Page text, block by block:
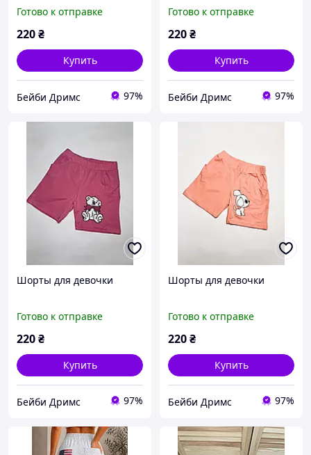
Готово к отправке
220₴
Купить
Бейби Дримс 97%
Готово к отправке
220₴
Купить
Бейби Дримс 97%
Шорты для девочки
Готово к отправке
220₴
Купить
Бейби Дримс 97%
Шорты для девочки
Готово к отправке
220₴
Купить
Бейби Дримс 97%